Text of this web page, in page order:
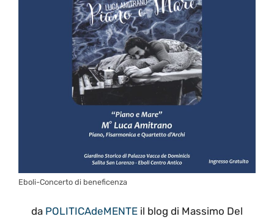
Eboli-Concerto di beneficenza
da POLITICAdeMENTE il blog di Massimo Del